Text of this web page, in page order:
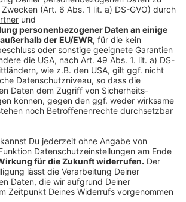
Start
Piece
Loud
Down